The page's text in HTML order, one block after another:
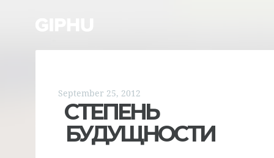
September 25, 2012
СТЕПЕНЬ
БУДУЩНОСТИ